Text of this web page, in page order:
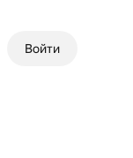
Войти